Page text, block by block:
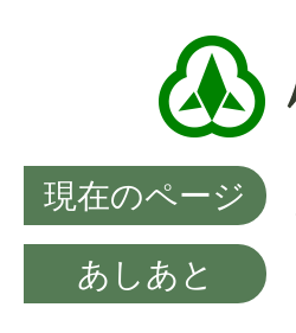
現在のページ
あしあと